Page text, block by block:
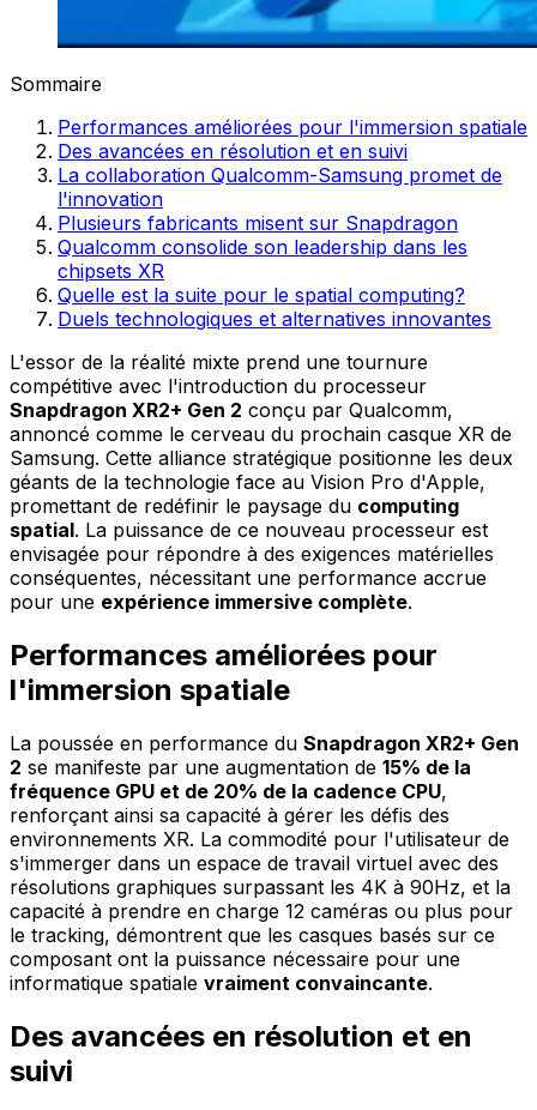
Sommaire
Performances améliorées pour l'immersion spatiale
Des avancées en résolution et en suivi
La collaboration Qualcomm-Samsung promet de
l'innovation
Plusieurs fabricants misent sur Snapdragon
Qualcomm consolide son leadership dans les
chipsets XR
Quelle est la suite pour le spatial computing?
Duels technologiques et alternatives innovantes
L'essor de la réalité mixte prend une tournure
compétitive avec l'introduction du processeur
Snapdragon XR2+ Gen 2 conçu par Qualcomm,
annoncé comme le cerveau du prochain casque XR de
Samsung. Cette alliance stratégique positionne les deux
géants de la technologie face au Vision Pro d'Apple,
promettant de redéfinir le paysage du computing
spatial. La puissance de ce nouveau processeur est
envisagée pour répondre à des exigences matérielles
conséquentes, nécessitant une performance accrue
pour une expérience immersive complète.
Performances améliorées pour
l'immersion spatiale
La poussée en performance du Snapdragon XR2+ Gen
2 se manifeste par une augmentation de 15% de la
fréquence GPU et de 20% de la cadence CPU,
renforçant ainsi sa capacité à gérer les défis des
environnements XR. La commodité pour l'utilisateur de
s'immerger dans un espace de travail virtuel avec des
résolutions graphiques surpassant les 4K à 90Hz, et la
capacité à prendre en charge 12 caméras ou plus pour
le tracking, démontrent que les casques basés sur ce
composant ont la puissance nécessaire pour une
informatique spatiale vraiment convaincante.
Des avancées en résolution et en
suivi